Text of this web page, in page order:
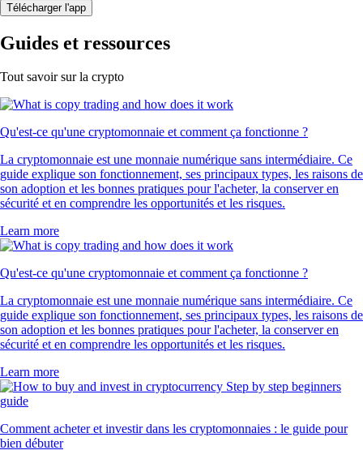
Télécharger l'app
Guides et ressources
Tout savoir sur la crypto
Qu'est-ce qu'une cryptomonnaie et comment ça fonctionne ?
La cryptomonnaie est une monnaie numérique sans intermédiaire. Ce
guide explique son fonctionnement, ses principaux types, les raisons de
son adoption et les bonnes pratiques pour l'acheter, la conserver en
sécurité et en comprendre les opportunités et les risques.
Learn more
Qu'est-ce qu'une cryptomonnaie et comment ça fonctionne ?
La cryptomonnaie est une monnaie numérique sans intermédiaire. Ce
guide explique son fonctionnement, ses principaux types, les raisons de
son adoption et les bonnes pratiques pour l'acheter, la conserver en
sécurité et en comprendre les opportunités et les risques.
Learn more
Comment acheter et investir dans les cryptomonnaies : le guide pour
bien débuter